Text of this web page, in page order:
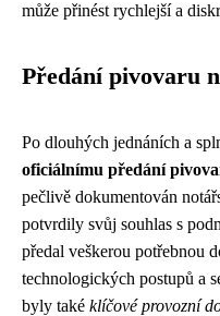
může přinést rychlejší a
Předání pivovaru
Po dlouhých jednáních a
oficiálnímu předání
pečlivě dokumentován
potvrdily svůj souhlas s
předal veškerou potřebnou
technologických postupů a
byly také klíčové provozní